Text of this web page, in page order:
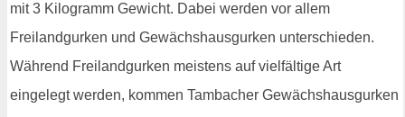
mit 3 Kilogramm Gewicht. Dabei werden vor allem
Freilandgurken und Gewächshausgurken unterschieden.
Während Freilandgurken meistens auf vielfältige Art
eingelegt werden, kommen Tambacher Gewächshausgurken